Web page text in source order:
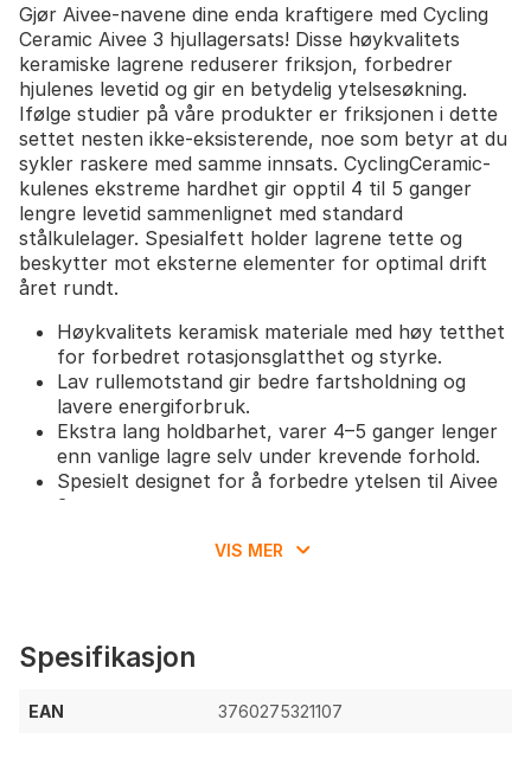
Gjør Aivee-navene dine enda kraftigere med Cycling
Ceramic Aivee 3 hjullagersats! Disse høykvalitets
keramiske lagrene reduserer friksjon, forbedrer
hjulenes levetid og gir en betydelig ytelsesøkning.
Ifølge studier på våre produkter er friksjonen i dette
settet nesten ikke-eksisterende, noe som betyr at du
sykler raskere med samme innsats. CyclingCeramic-
kulenes ekstreme hardhet gir opptil 4 til 5 ganger
lengre levetid sammenlignet med standard
stålkulelager. Spesialfett holder lagrene tette og
beskytter mot eksterne elementer for optimal drift
året rundt.
Høykvalitets keramisk materiale med høy tetthet
for forbedret rotasjonsglatthet og styrke.
Lav rullemotstand gir bedre fartsholdning og
lavere energiforbruk.
Ekstra lang holdbarhet, varer 4–5 ganger lenger
enn vanlige lagre selv under krevende forhold.
Spesielt designet for å forbedre ytelsen til Aivee
3-nav.
vedlikehold og beskytter mot vær og smuss.
VIS MER
Spesifikasjon
EAN 3760275321107